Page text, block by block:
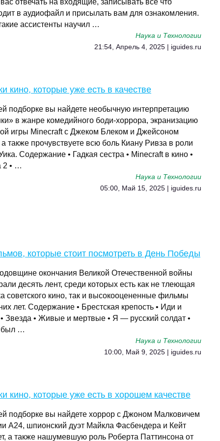
отвечать на входящие, записывать все что
в аудиофайл и присылать вам для ознакомления.
ассистенты научил …
Наука и Технологии
21:54, Апрель 4, 2025 | iguides.ru
кино, которые уже есть в качестве
подборке вы найдете необычную интерпретацию
в жанре комедийного боди-хоррора, экранизацию
игры Minecraft с Джеком Блеком и Джейсоном
также прочувствуете всю боль Киану Ривза в роли
Содержание • Гадкая сестра • Minecraft в кино •
2 • …
Наука и Технологии
05:00, Май 15, 2025 | iguides.ru
которые стоит посмотреть в День Победы
окончания Великой Отечественной войны
десять лент, среди которых есть как не тлеющая
советского кино, так и высокооцененные фильмы
лет. Содержание • Брестская крепость • Иди и
Звезда • Живые и мертвые • Я — русский солдат •
был …
Наука и Технологии
10:00, Май 9, 2025 | iguides.ru
кино, которые уже есть в хорошем качестве
подборке вы найдете хоррор с Джоном Малковичем
A24, шпионский дуэт Майкла Фасбендера и Кейт
а также нашумевшую роль Роберта Паттинсона от